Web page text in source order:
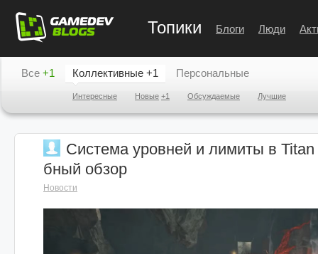
Топики Блоги Люди
Все +1 Коллективные +1
Интересные Новые +1 Обсуждаемые Лучшие
Персональные
Система уровней и лимиты в
бный обзор
Новости